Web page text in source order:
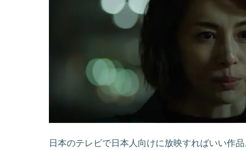
日本のテレビで日本人向けに放映すればいい作